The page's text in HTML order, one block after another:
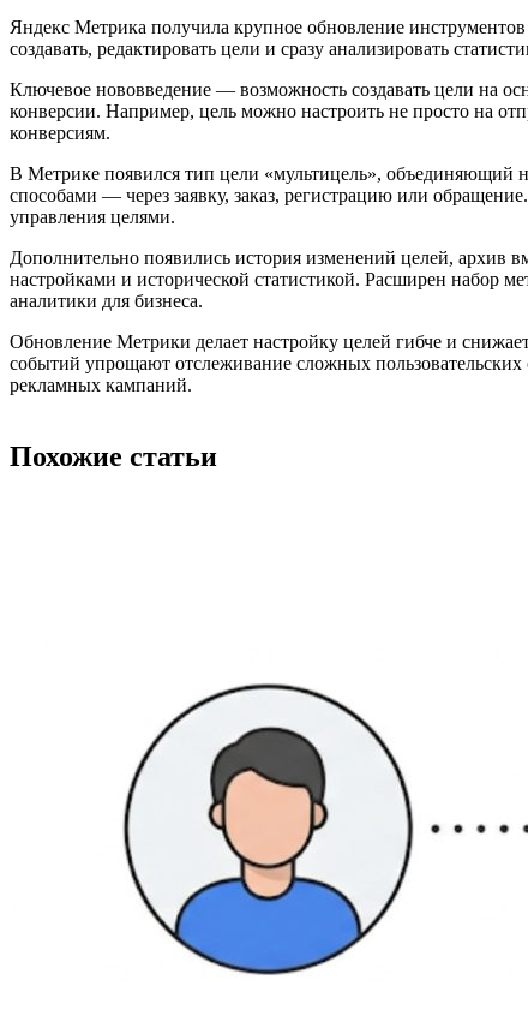
Яндекс Метрика получила крупное обновление
создавать, редактировать цели и сразу анализировать
Ключевое нововведение — возможность создавать цели на
конверсии. Например, цель можно настроить не просто на
конверсиям.
В Метрике появился тип цели «мультицель», объединяющий
способами — через заявку, заказ, регистрацию или
управления целями.
Дополнительно появились история изменений целей, архив
настройками и исторической статистикой. Расширен набор
аналитики для бизнеса.
Обновление Метрики делает настройку целей гибче и
событий упрощают отслеживание сложных
рекламных кампаний.
Похожие статьи